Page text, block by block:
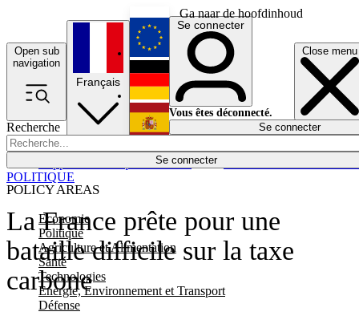
Ga naar de hoofdinhoud
Open sub
navigation
Close menu
Recherche
Se connecter
POLICY AREAS
Economie
Politique
Agriculture et Alimentation
Santé
Technologies
Energie, Environnement et Transport
Défense
Économie
Français
English
Deutsch
Español
Se connecter
Vous êtes déconnecté.
Se connecter
La France prête pour une
bataille difficile sur la taxe
carbone
POLITIQUE